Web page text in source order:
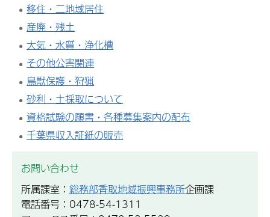
移住・二地域居住
産廃・残土
大気・水質・浄化槽
その他公害関連
鳥獣保護・狩猟
砂利・土採取について
資格試験の願書・各種募集案内の配布
千葉県収入証紙の販売
お問い合わせ
所属課室： 総務部香取地域振興事務所企画課
電話番号：0478-54-1311